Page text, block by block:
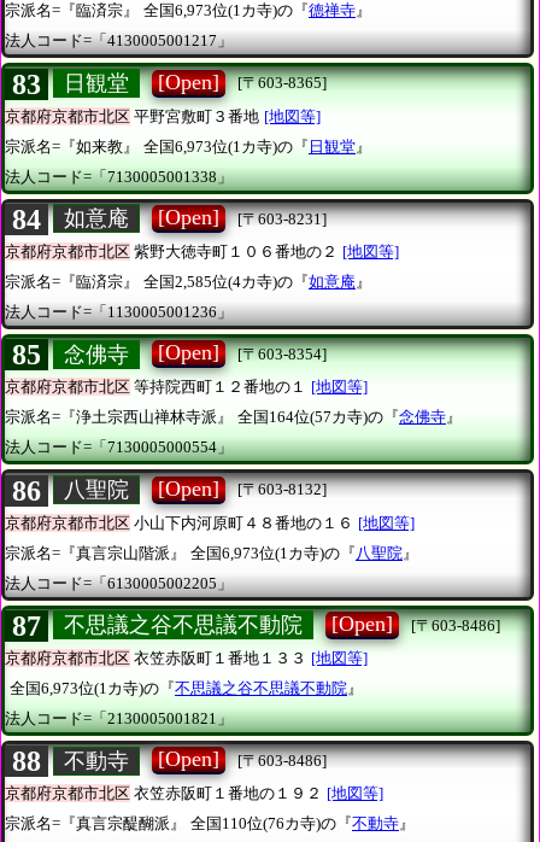
宗派名=『臨済宗』
全国6,973位(1カ寺)の『德禅寺』
法人コード=「4130005001217」
83 日観堂 [Open]
[〒603-8365]
京都府京都市北区 平野宮敷町３番地 [地図等]
宗派名=『如来教』
全国6,973位(1カ寺)の『 日観堂 』
法人コード=「7130005001338」
84 如意庵 [Open]
[〒603-8231]
京都府京都市北区 紫野大徳寺町１０６番地の２ [地図等]
宗派名=『臨済宗』
全国2,585位(4カ寺)の『如意庵 』
法人コード=「1130005001236」
85 念佛寺 [Open]
[〒603-8354]
京都府京都市北区 等持院西町１２番地の１ [地図等]
宗派名=『浄土宗西山禅林寺派』
全国164位(57カ寺)の『念佛寺』
法人コード=「7130005000554」
86 八聖院 [Open]
[〒603-8132]
京都府京都市北区 小山下内河原町４８番地の１６ [地図等]
宗派名=『真言宗山階派』
全国6,973位(1カ寺)の『 八聖院 』
法人コード=「6130005002205」
87 不思議之谷不思議不動院 [Open]
[〒603-8486]
京都府京都市北区 衣笠赤阪町１番地１３３ [地図等]
全国6,973位(1カ寺)の『不思議之谷不思議不動院 』
法人コード=「2130005001821」
88 不動寺 [Open]
[〒603-8486]
京都府京都市北区 衣笠赤阪町１番地の１９２ [地図等]
宗派名=『真言宗醍醐派』
全国110位(76カ寺)の『不動寺』